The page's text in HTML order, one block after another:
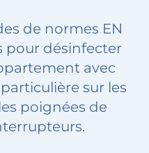
de normes EN
pour désinfecter
avec
sur les
poignées de